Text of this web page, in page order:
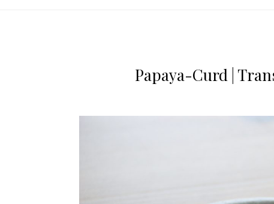
Papaya-Curd |